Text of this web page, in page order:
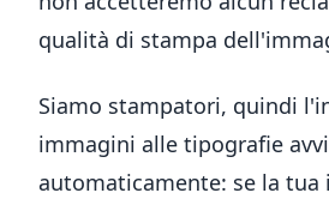
qualità di stampa
Siamo stampatori, quindi
immagini alle tipografie
automaticamente: se la tua